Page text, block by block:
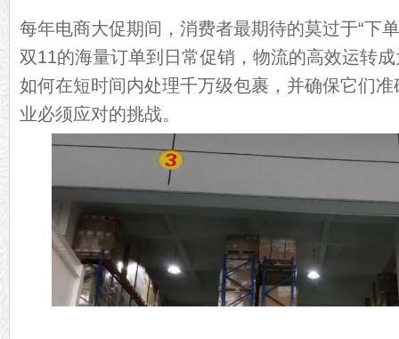
每年电商大促期间，消费者最期待的莫过于“下
双11的海量订单到日常促销，物流的高效运转
如何在短时间内处理千万级包裹，并确保它们
业必须应对的挑战。